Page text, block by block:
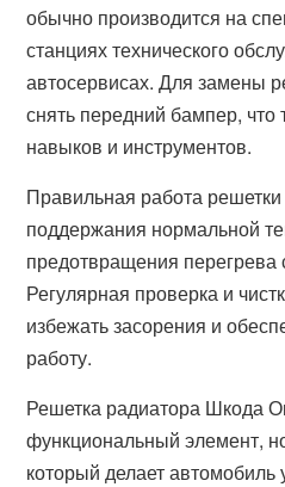
обычно производится на
станциях технического
автосервисах. Для замены
снять передний бампер,
навыков и инструментов.
Правильная работа
поддержания нормальной
предотвращения
Регулярная проверка и
избежать засорения и
работу.
Решетка радиатора Шкода
функциональный элемент,
который делает